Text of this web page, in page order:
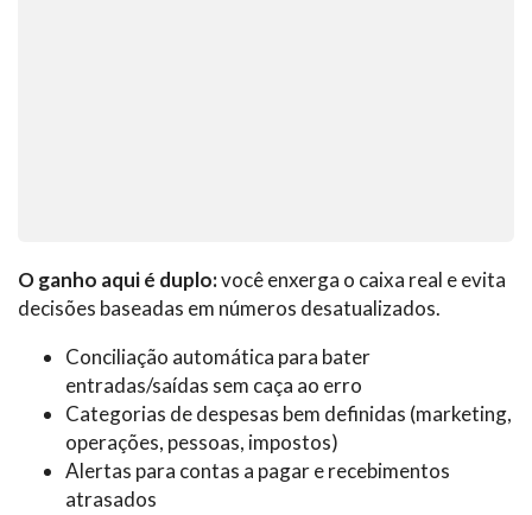
O ganho aqui é duplo:você enxerga o caixa real e evita
decisões baseadas em números desatualizados.
Conciliação automática para bater
entradas/saídas sem caça ao erro
Categorias de despesas bem definidas (marketing,
operações, pessoas, impostos)
Alertas para contas a pagar e recebimentos
atrasados